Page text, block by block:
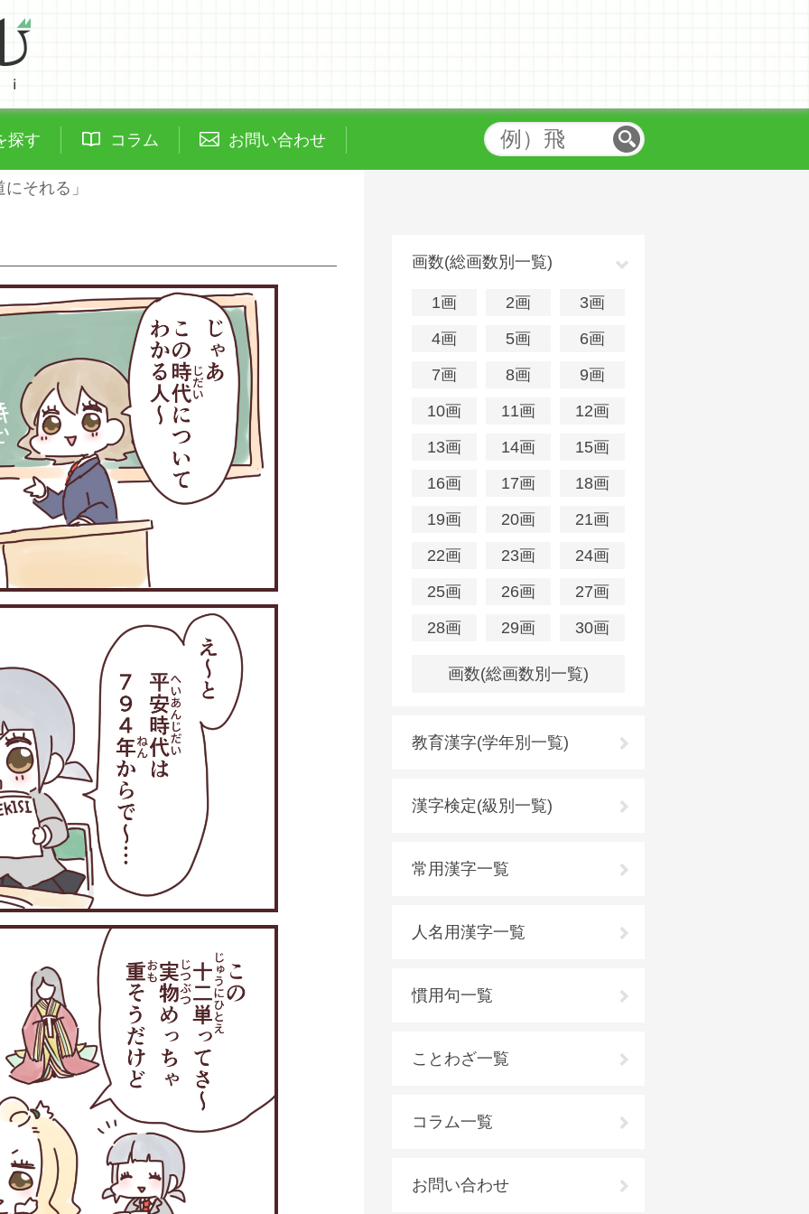
探す コラム お問い合わせ
それる」
画数(総画数別一覧)
1画 2画
3画
4画
5画
6画
7画
8画
9画
10画
11画
12画
13画
14画
15画
16画
17画
18画
19画
20画
21画
22画
23画
24画
25画
26画
27画
28画
29画 30画
画数(総画数別一覧)
教育漢字(学年別一覧)
漢字検定(級別一覧)
常用漢字一覧
人名用漢字一覧
慣用句一覧
ことわざ一覧
コラム一覧
お問い合わせ